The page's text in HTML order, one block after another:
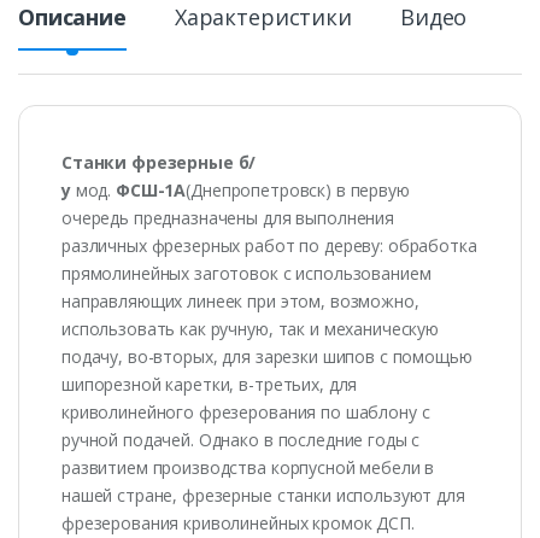
Описание Характеристики Видео
Станки фрезерные б/
умод. ФСШ-1А(Днепропетровск) в первую
очередь предназначены для выполнения
различных фрезерных работ по дереву: обработка
прямолинейных заготовок с использованием
направляющих линеек при этом, возможно,
использовать как ручную, так и механическую
подачу, во-вторых, для зарезки шипов с помощью
шипорезной каретки, в-третьих, для
криволинейного фрезерования по шаблону с
ручной подачей. Однако в последние годы с
развитием производства корпусной мебели в
нашей стране, фрезерные станки используют для
фрезерования криволинейных кромок ДСП.